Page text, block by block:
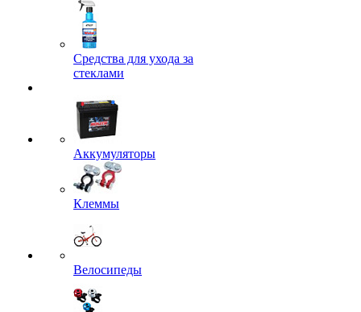
Средства для ухода за
стеклами
Аккумуляторы
Клеммы
Велосипеды